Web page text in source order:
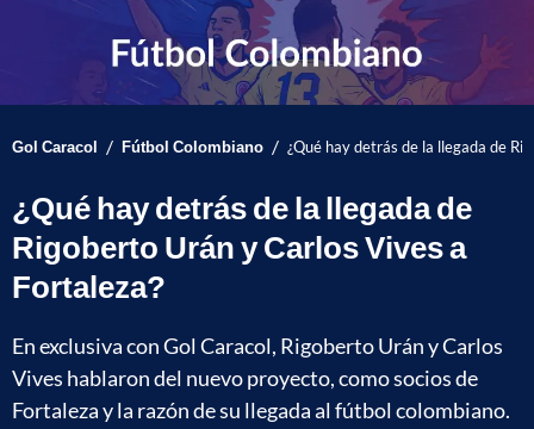
Gol Caracol / Fútbol Colombiano / ¿Qué hay detrás de la llegada de
¿Qué hay detrás de la llegada de
Rigoberto Urán y Carlos Vives a
Fortaleza?
En exclusiva con Gol Caracol, Rigoberto Urán y Carlos
Vives hablaron del nuevo proyecto, como socios de
Fortaleza y la razón de su llegada al fútbol colombiano.